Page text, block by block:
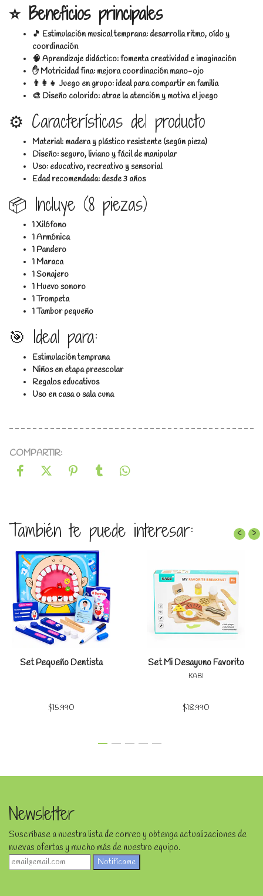
⭐ Beneficios principales
🎵 Estimulación musical temprana: desarrolla ritmo, oído y
coordinación
🧠 Aprendizaje didáctico: fomenta creatividad e imaginación
✋ Motricidad fina: mejora coordinación mano-ojo
👨‍👩‍👧 Juego en grupo: ideal para compartir en familia
🎨 Diseño colorido: atrae la atención y motiva el juego
⚙️ Características del producto
Material: madera y plástico resistente (según pieza)
Diseño: seguro, liviano y fácil de manipular
Uso: educativo, recreativo y sensorial
Edad recomendada: desde 3 años
📦 Incluye (8 piezas)
1 Xilófono
1 Armónica
1 Pandero
1 Maraca
1 Sonajero
1 Huevo sonoro
1 Trompeta
1 Tambor pequeño
🎯 Ideal para:
Estimulación temprana
Niños en etapa preescolar
Regalos educativos
Uso en casa o sala cuna
COMPARTIR:
También te puede interesar:
Set Pequeño Dentista
$15.990
Set Mi Desayuno Favorito
KABI
$18.990
‹ ›
Newsletter
Suscríbase a nuestra lista de correo y obtenga actualizaciones de
nuevas ofertas y mucho más de nuestro equipo.
Notifícame